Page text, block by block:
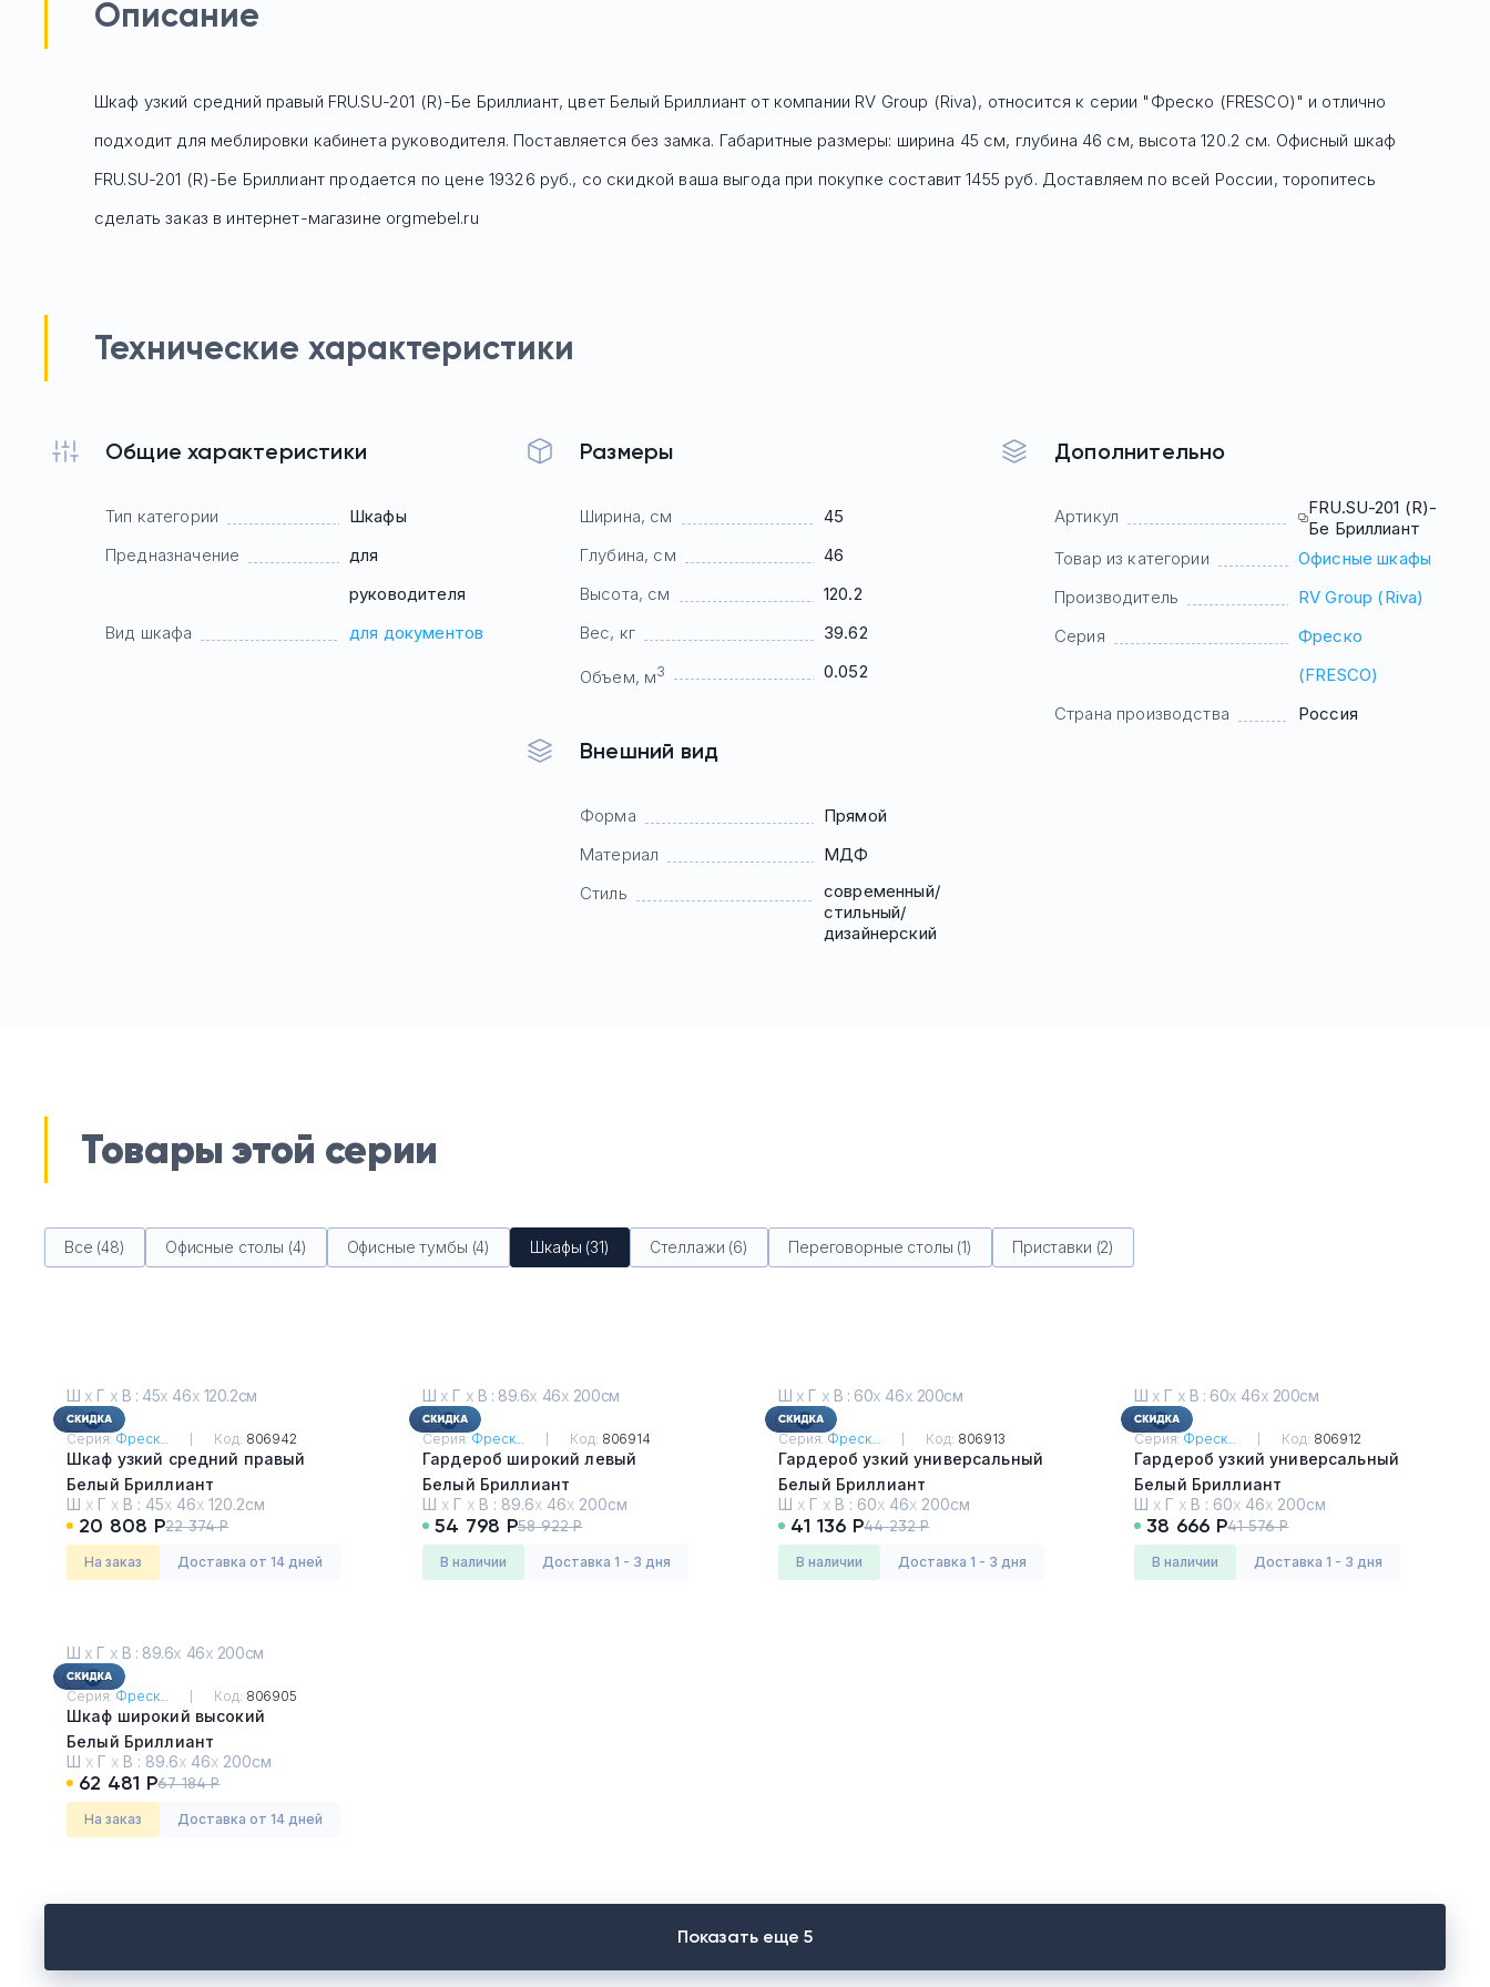
Описание
Шкаф узкий средний правый FRU.SU-201 (R)-Бе Бриллиант, цвет Белый Бриллиант от компании RV Group (Riva), относится к серии "Фреско (FRESCO)" и отлично
подходит для меблировки кабинета руководителя. Поставляется без замка. Габаритные размеры: ширина 45 см, глубина 46 см, высота 120.2 см. Офисный шкаф
FRU.SU-201 (R)-Бе Бриллиант продается по цене 19326 руб., со скидкой ваша выгода при покупке составит 1455 руб. Доставляем по всей России, торопитесь
сделать заказ в интернет-магазине orgmebel.ru
Технические характеристики
Общие характеристики
Тип категории
Шкафы
Предназначение
для
руководителя
Вид шкафа
для документов
Размеры
Ширина, см
45
Глубина, см
46
Высота, см
120.2
Вес, кг
39.62
Объем, м3 0.052
Внешний вид
Форма
Прямой
Материал
МДФ
Стиль
современный/
стильный/
дизайнерский
Дополнительно
Артикул
FRU.SU-201 (R)-
Бе Бриллиант
Товар из категории
Офисные шкафы
Производитель
RV Group (Riva)
Серия
Фреско
(FRESCO)
Страна производства
Россия
Товары этой серии
Все (48) Офисные столы (4) Офисные тумбы (4) Шкафы (31) Стеллажи (6) Переговорные столы (1) Приставки (2)
Ш х Г х В : 45х 46х 120.2см
Серия: Фреск... Код: 806942
Шкаф узкий средний правый
Белый Бриллиант
Ш х Г х В : 45х 46х 120.2см
20 808 Р22 374 Р
На заказ Доставка от 14 дней
Ш х Г х В : 89.6х 46х 200см
Серия: Фреск... Код: 806914
Гардероб широкий левый
Белый Бриллиант
Ш х Г х В : 89.6х 46х 200см
54 798 Р58 922 Р
в наличии Доставка 1 - 3 дня
Ш х Г х В : 60х 46х 200см
Серия: Фреск... Код: 806913
Гардероб узкий универсальный
Белый Бриллиант
Ш х Г х В : 60х 46х 200см
41 136 Р44 232 Р
в наличии Доставка 1 - 3 дня
Ш х Г х В : 60х 46х 200см
Серия: Фреск... Код: 806912
Гардероб узкий универсальный
Белый Бриллиант
Ш х Г х В : 60х 46х 200см
38 666 Р41 576 Р
в наличии Доставка 1 - 3 дня
Ш х Г х В : 89.6х 46х 200см
Серия: Фреск... Код: 806905
Шкаф широкий высокий
Белый Бриллиант
Ш х Г х В : 89.6х 46х 200см
62 481 Р67 184 Р
На заказ Доставка от 14 дней
Показать еще 5